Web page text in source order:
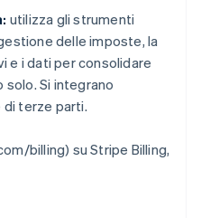
utilizza gli strumenti
delle imposte, la
e i dati per consolidare
solo. Si integrano
terze parti.
billing) su Stripe Billing,